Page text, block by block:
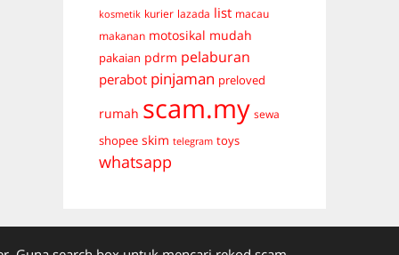
kosmetik kurier lazada list macau
makanan motosikal mudah
pakaian pdrm pelaburan
perabot pinjaman preloved
rumah scam.my sewa
shopee skim telegram toys
whatsapp